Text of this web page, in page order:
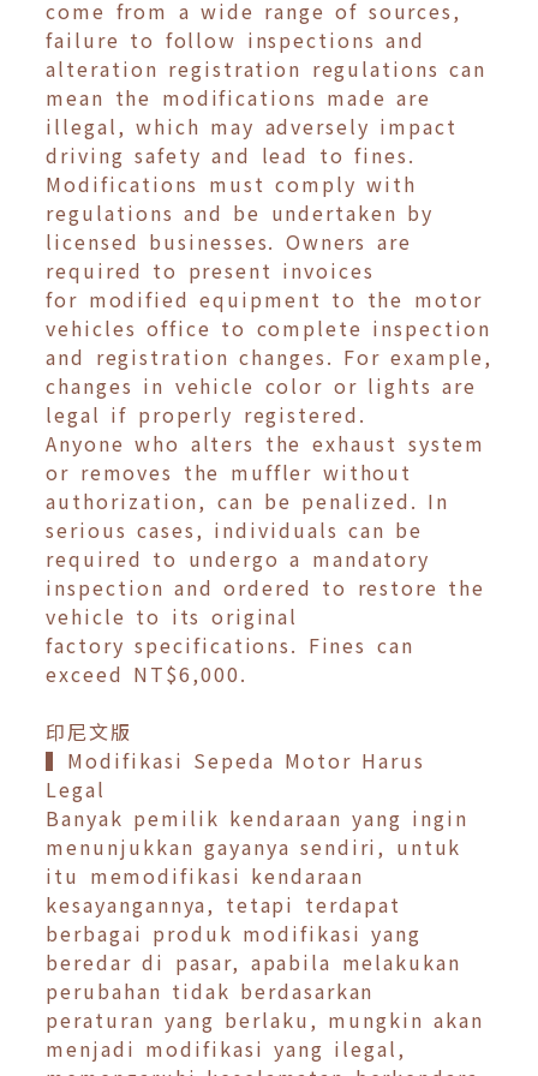
come from a wide range of sources,
failure to follow inspections and
alteration registration regulations can
mean the modifications made are
illegal, which may adversely impact
driving safety and lead to fines.
Modifications must comply with
regulations and be undertaken by
licensed businesses. Owners are
required to present invoices
for modified equipment to the motor
vehicles office to complete inspection
and registration changes. For example,
changes in vehicle color or lights are
legal if properly registered.
Anyone who alters the exhaust system
or removes the muffler without
authorization, can be penalized. In
serious cases, individuals can be
required to undergo a mandatory
inspection and ordered to restore the
vehicle to its original
factory specifications. Fines can
exceed NT$6,000.
印尼文版
▍Modifikasi Sepeda Motor Harus
Legal
Banyak pemilik kendaraan yang ingin
menunjukkan gayanya sendiri, untuk
itu memodifikasi kendaraan
kesayangannya, tetapi terdapat
berbagai produk modifikasi yang
beredar di pasar, apabila melakukan
perubahan tidak berdasarkan
peraturan yang berlaku, mungkin akan
menjadi modifikasi yang ilegal,